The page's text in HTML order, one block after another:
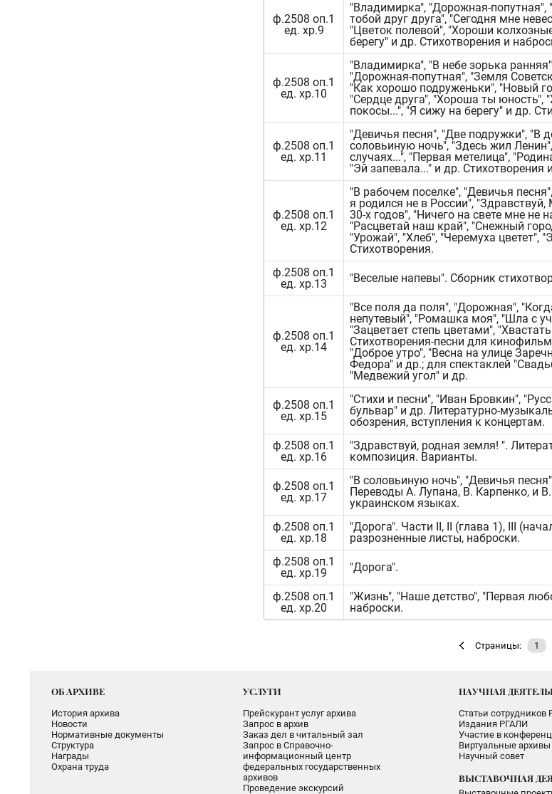
ф.2508 оп.1
ед. хр.9
"Владимирка", "Дорожная-попутная",
тобой друг друга", "Сегодня мне
"Цветок полевой", "Хороши
берегу" и др. Стихотворения и
ф.2508 оп.1
ед. хр.10
"Владимирка", "В небе зорька
"Дорожная-попутная", "Земля
"Как хорошо подруженьки", "Новый
"Сердце друга", "Хороша ты юность",
покосы...", "Я сижу на берегу" и др.
ф.2508 оп.1
ед. хр.11
"Девичья песня", "Две подружки", "В
соловьиную ночь", "Здесь жил
случаях...", "Первая метелица",
"Эй запевала..." и др. Стихотворения
ф.2508 оп.1
ед. хр.12
"В рабочем поселке", "Девичья
я родился не в России",
30-х годов", "Ничего на свете мне не
"Расцветай наш край", "Снежный
"Урожай", "Хлеб", "Черемуха цветет",
Стихотворения.
ф.2508 оп.1
ед. хр.13
"Веселые напевы". Сборник
ф.2508 оп.1
ед. хр.14
"Все поля да поля", "Дорожная",
непутевый", "Ромашка моя", "Шла с
"Зацветает степь цветами",
Стихотворения-песни для
"Доброе утро", "Весна на улице
Федора" и др.; для спектаклей
"Медвежий угол" и др.
ф.2508 оп.1
ед. хр.15
"Стихи и песни", "Иван Бровкин",
бульвар" и др. Литературно-
обозрения, вступления к концертам.
ф.2508 оп.1
ед. хр.16
"Здравствуй, родная земля! ".
композиция. Варианты.
ф.2508 оп.1
ед. хр.17
"В соловьиную ночь", "Девичья
Переводы А. Лупана, В. Карпенко, и
украинском языках.
ф.2508 оп.1
ед. хр.18
"Дорога". Части II, II (глава 1), III
разрозненные листы, наброски.
ф.2508 оп.1
ед. хр.19
"Дорога".
ф.2508 оп.1
ед. хр.20
"Жизнь", "Наше детство", "Первая
наброски.
Страницы: 1
ОБ АРХИВЕ
История архива
Новости
Нормативные документы
Структура
Награды
Охрана труда
УСЛУГИ
Прейскурант услуг архива
Запрос в архив
Заказ дел в читальный зал
Запрос в Справочно-
информационный центр
федеральных государственных
архивов
Проведение экскурсий
НАУЧНАЯ
Статьи сотрудников
Издания РГАЛИ
Участие в
Виртуальные архивы
Научный совет
ВЫСТАВОЧНАЯ